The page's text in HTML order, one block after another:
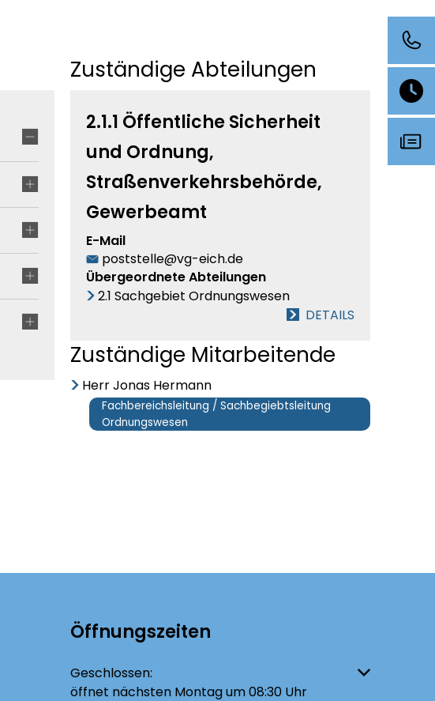
Zuständige Abteilungen
2.1.1 Öffentliche Sicherheit
und Ordnung,
Straßenverkehrsbehörde,
Gewerbeamt
E-Mail
poststelle@vg-eich.de
Übergeordnete Abteilungen
2.1 Sachgebiet Ordnungswesen
DETAILS
Zuständige Mitarbeitende
Herr Jonas Hermann
Fachbereichsleitung / Sachbegiebtsleitung
Ordnungswesen
Öffnungszeiten
Klicken, um weitere Öffnungs- oder Schließzeiten auszublenden
Geschlossen:
öffnet nächsten Montag um 08:30 Uhr